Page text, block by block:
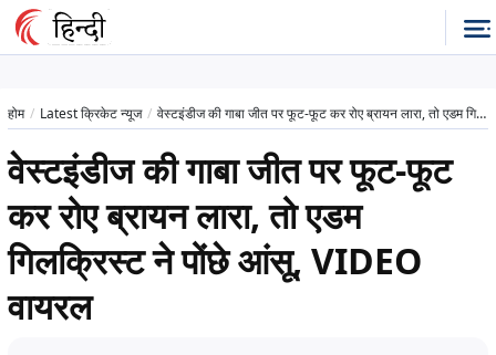
होम Latest क्रिकेट न्यूज वेस्टइंडीज की गाबा जीत पर फूट-फूट कर रोए ब्रायन लारा, तो एडम गिलक्रिस्ट ने पोंछे आंसू, VIDEO वायरल
वेस्टइंडीज की गाबा जीत पर फूट-फूट
कर रोए ब्रायन लारा, तो एडम
गिलक्रिस्ट ने पोंछे आंसू, VIDEO
वायरल